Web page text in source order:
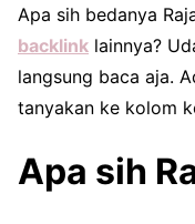
Apa sih bedanya
backlink lainnya?
langsung baca aja.
tanyakan ke kolom
Apa sih